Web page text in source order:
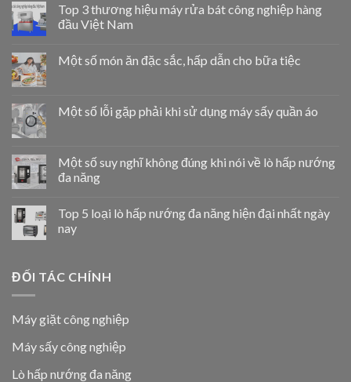
Top 3 thương hiệu máy rửa bát công nghiệp hàng
đầu Việt Nam
Một số món ăn đặc sắc, hấp dẫn cho bữa tiệc
Một số lỗi gặp phải khi sử dụng máy sấy quần áo
Một số suy nghĩ không đúng khi nói về lò hấp nướng
đa năng
Top 5 loại lò hấp nướng đa năng hiện đại nhất ngày
nay
ĐỐI TÁC CHÍNH
Máy giặt công nghiệp
Máy sấy công nghiệp
Lò hấp nướng đa năng